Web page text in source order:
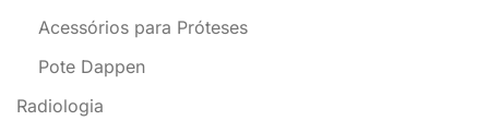
Acessórios para Próteses
Pote Dappen
Radiologia